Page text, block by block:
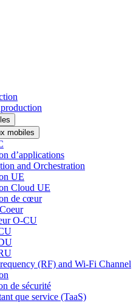
mobiles
d’applications
and Orchestration
UE
Cloud UE
de cœur
O-CU
(RF) and Wi-Fi Channel
de sécurité
que service (TaaS)